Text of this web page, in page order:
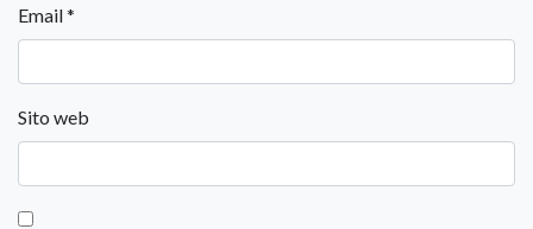
Email*
Sito web